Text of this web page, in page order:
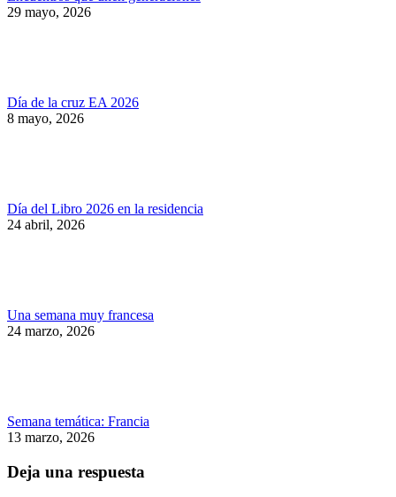
29 mayo, 2026
Día de la cruz EA 2026
8 mayo, 2026
Día del Libro 2026 en la residencia
24 abril, 2026
Una semana muy francesa
24 marzo, 2026
Semana temática: Francia
13 marzo, 2026
Deja una respuesta